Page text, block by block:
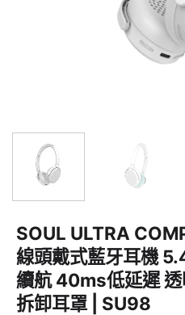
SOUL ULTRA
線頭戴式藍牙耳機
續航 40ms低延遲
拆卸耳罩 | SU98